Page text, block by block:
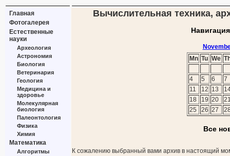
Главная
Фотогалерея
Естественные
науки
Археология
Астрономия
Биология
Ветеринария
Геология
Медицина и
здоровье
Молекулярная
биология
Палеонтология
Физика
Химия
Математика
Алгоритмы
Вычислительная техника,
Mn Tu We
4 5 6
7
11
12 13
18
19 20
25
26 27
Все
К сожалению выбранный вами архив в настоящий